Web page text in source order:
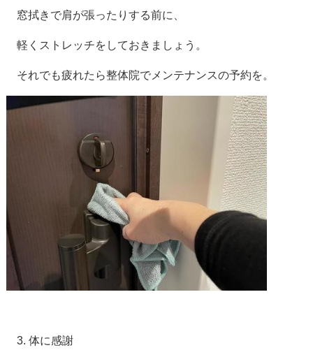
窓拭きで肩が張ったりする前に、
軽くストレッチをしておきましょう。
それでも疲れたら整体院でメンテナンスの予約を。
3. 体に感謝